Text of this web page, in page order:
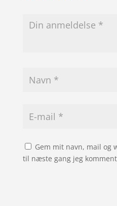
Gem mit navn, mail og
til næste gang jeg